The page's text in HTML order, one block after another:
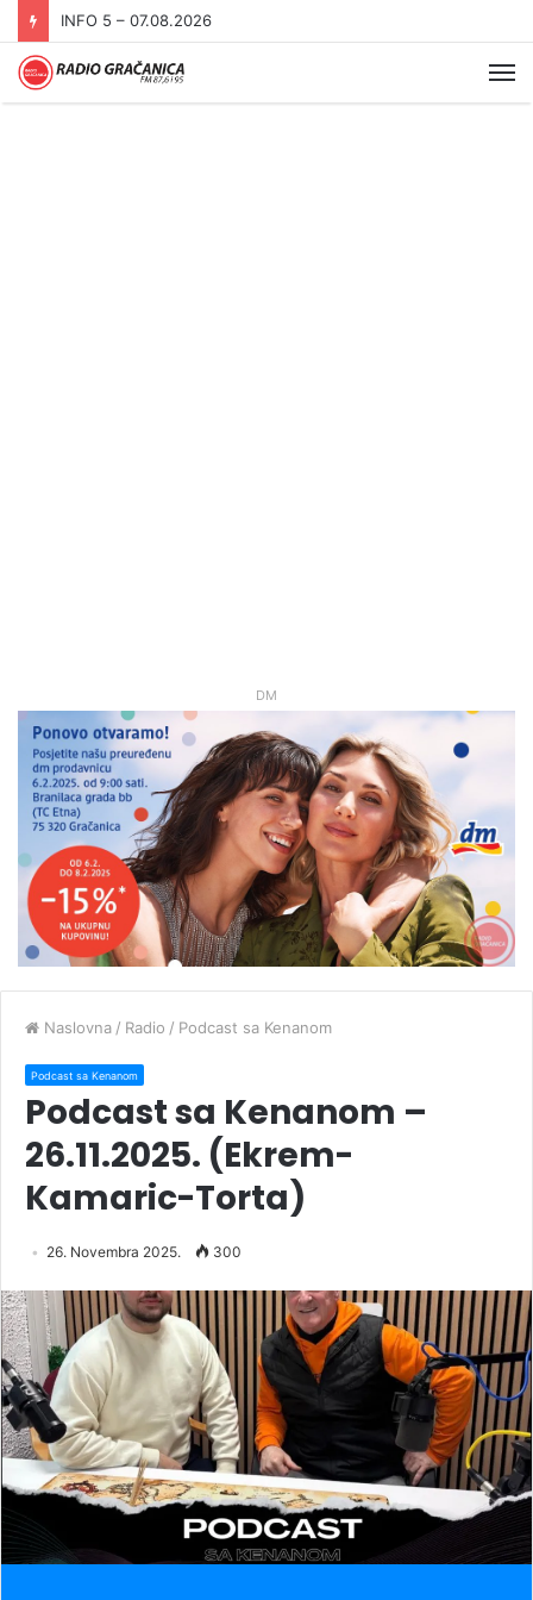
INFO 5 – 06.08.2026.
DM
Naslovna / Radio / Podcast sa Kenanom
Podcast sa Kenanom
Podcast sa Kenanom –
26.11.2025. (Ekrem-
Kamaric-Torta)
26. Novembra 2025. 300